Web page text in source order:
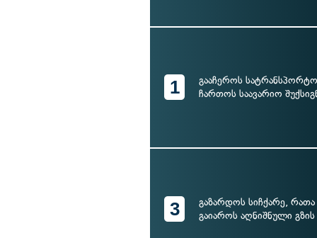
1
გააჩეროს
ჩართოს საავარიო
3
გაზარდოს სიჩქარე,
გაიაროს აღნიშნული